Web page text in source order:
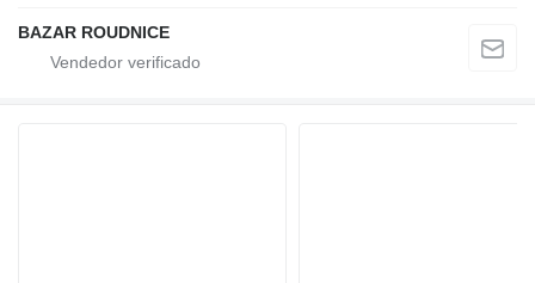
BAZAR ROUDNICE